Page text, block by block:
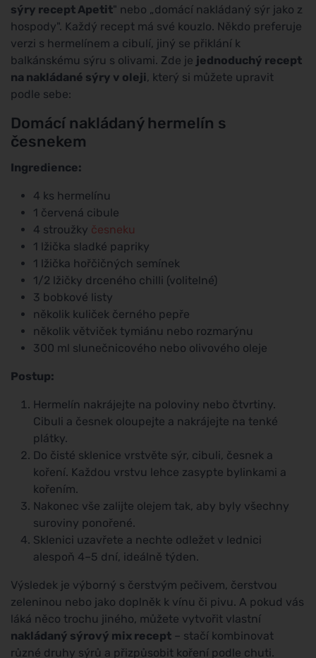
sýry recept Apetit" nebo „domácí nakládaný sýr jako z
hospody". Každý recept má své kouzlo. Někdo preferuje
verzi s hermelínem a cibulí, jiný se přiklání k
balkánskému sýru s olivami. Zde je jednoduchý recept
na nakládané sýry v oleji, který si můžete upravit
podle sebe:
Domácí nakládaný hermelín s
česnekem
Ingredience:
4 ks hermelínu
1 červená cibule
4 stroužky česneku
1 lžička sladké papriky
1 lžička hořčičných semínek
1/2 lžičky drceného chilli (volitelné)
3 bobkové listy
několik kuliček černého pepře
několik větviček tymiánu nebo rozmarýnu
300 ml slunečnicového nebo olivového oleje
Postup:
Hermelín nakrájejte na poloviny nebo čtvrtiny.
Cibuli a česnek oloupejte a nakrájejte na tenké
plátky.
Do čisté sklenice vrstvěte sýr, cibuli, česnek a
koření. Každou vrstvu lehce zasypte bylinkami a
kořením.
Nakonec vše zalijte olejem tak, aby byly všechny
suroviny ponořené.
Sklenici uzavřete a nechte odležet v lednici
alespoň 4–5 dní, ideálně týden.
Výsledek je výborný s čerstvým pečivem, čerstvou
zeleninou nebo jako doplněk k vínu či pivu. A pokud vás
láká něco trochu jiného, můžete vytvořit vlastní
nakládaný sýrový mix recept – stačí kombinovat
různé druhy sýrů a přizpůsobit koření podle chuti.